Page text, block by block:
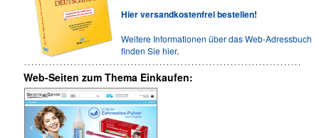
Hier versandkostenfrei bestellen!
Weitere Informationen über das Web-Adressbuch
finden Sie hier.
Web-Seiten zum Thema Einkaufen: